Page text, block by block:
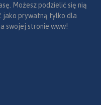
Możesz podzielić się nią
jako prywatną tylko dla
swojej stronie www!